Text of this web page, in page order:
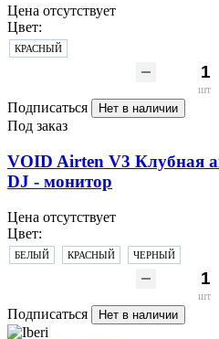
Цена отсутствует
Цвет:
КРАСНЫЙ
шт
Подписаться Нет в наличии
Под заказ
VOID Airten V3 Клубная
DJ - монитор
Цена отсутствует
Цвет:
БЕЛЫЙ КРАСНЫЙ ЧЕРНЫЙ
шт
Подписаться Нет в наличии